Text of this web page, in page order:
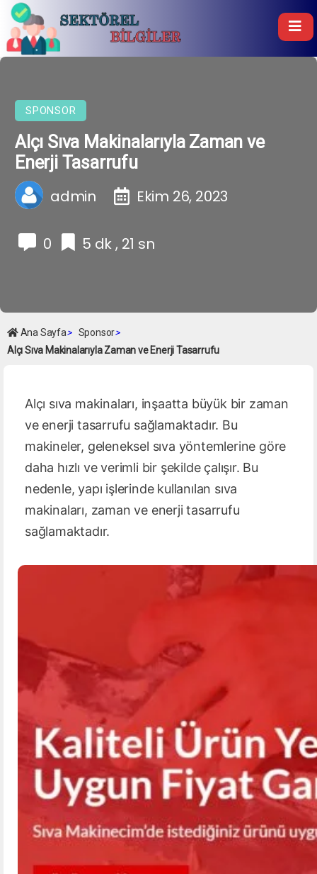
SPONSOR
Alçı Sıva Makinalarıyla Zaman ve
Enerji Tasarrufu
admin Ekim 26, 2023
0 5 dk , 21 sn
Ana Sayfa> Sponsor>
Alçı Sıva Makinalarıyla Zaman ve Enerji Tasarrufu
Alçı sıva makinaları, inşaatta büyük bir zaman
ve enerji tasarrufu sağlamaktadır. Bu
makineler, geleneksel sıva yöntemlerine göre
daha hızlı ve verimli bir şekilde çalışır. Bu
nedenle, yapı işlerinde kullanılan sıva
makinaları, zaman ve enerji tasarrufu
sağlamaktadır.